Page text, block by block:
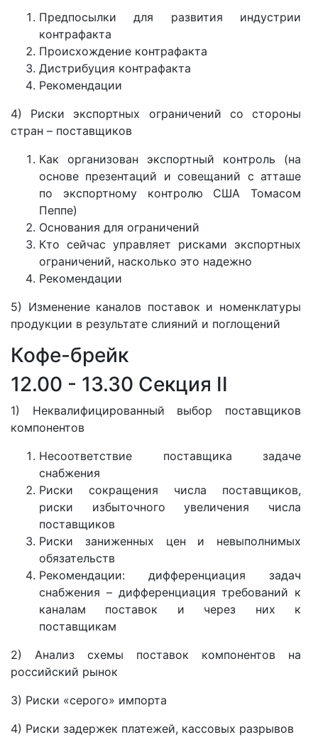
Предпосылки для развития индустрии
контрафакта
Происхождение контрафакта
Дистрибуция контрафакта
Рекомендации
4) Риски экспортных ограничений со стороны
стран – поставщиков
Как организован экспортный контроль (на
основе презентаций и совещаний с атташе
по экспортному контролю США Томасом
Пеппе)
Основания для ограничений
Кто сейчас управляет рисками экспортных
ограничений, насколько это надежно
Рекомендации
5) Изменение каналов поставок и номенклатуры
продукции в результате слияний и поглощений
Кофе-брейк
12.00 - 13.30 Секция II
1) Неквалифицированный выбор поставщиков
компонентов
Несоответствие поставщика задаче
снабжения
Риски сокращения числа поставщиков,
риски избыточного увеличения числа
поставщиков
Риски заниженных цен и невыполнимых
обязательств
Рекомендации: дифференциация задач
снабжения – дифференциация требований к
каналам поставок и через них к
поставщикам
2) Анализ схемы поставок компонентов на
российский рынок
3) Риски «серого» импорта
4) Риски задержек платежей, кассовых разрывов